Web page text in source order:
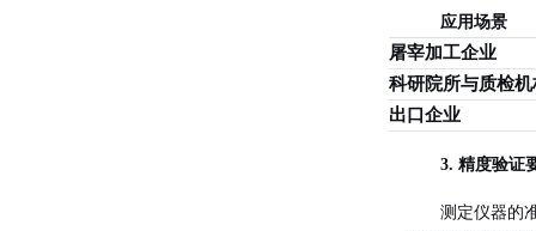
应用场景
屠宰加工企业
科研院所与质检机
出口企业
3. 精度验证
测定仪器的